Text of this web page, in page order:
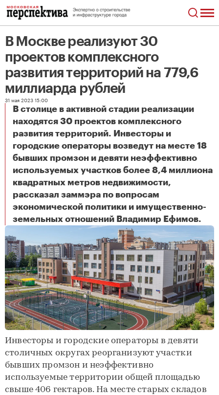
В Москве реализуют 30
проектов комплексного
развития территорий на 779,6
миллиарда рублей
31 мая 2023 15:00
В столице в активной стадии реализации
находятся 30 проектов комплексного
развития территорий. Инвесторы и
городские операторы возведут на месте 18
бывших промзон и девяти неэффективно
используемых участков более 8,4 миллиона
квадратных метров недвижимости,
рассказал заммэра по вопросам
экономической политики и имущественно-
земельных отношений Владимир Ефимов.
В Москве реализуют 30 проектов комплексного развития территорий на 779,6 миллиарда рублей
Инвесторы и городские операторы в девяти
столичных округах реорганизуют участки
бывших промзон и неэффективно
используемые территории общей площадью
свыше 406 гектаров. На месте старых складов